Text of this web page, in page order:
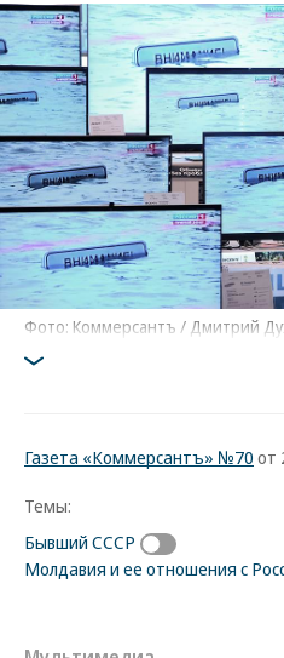
Фото: Коммерсантъ / Дмитрий
Газета «Коммерсантъ» №70 от
Темы:
Бывший СССР
Молдавия и ее отношения с